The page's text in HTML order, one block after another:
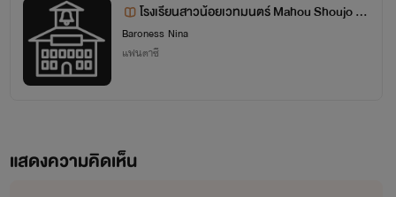
โรงเรียนสาวน้อยเวทมนตร์ Mahou Shoujo Sc
hool NC 18+
Baroness Nina
แฟนตาซี
แสดงความคิดเห็น